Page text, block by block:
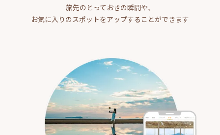
旅先のとっておきの瞬間や、
お気に入りのスポットをアップすることができます